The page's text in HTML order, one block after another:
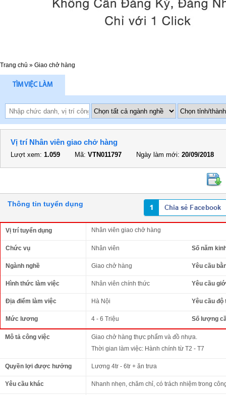
Trang chủ » Giao chở hàng
TÌM VIỆC LÀM
Vị trí Nhân viên giao chở hàng
Lượt xem: 1.059 Mã: VTN011797 Ngày làm mới: 20/09/2018
Thông tin tuyển dụng
Vị trí tuyển dụng Nhân viên giao chở hàng
Chức vụ Nhân viên Số năm
Ngành nghề Giao chở hàng Yêu cầu
Hình thức làm việc Nhân viên chính thức Yêu cầu
Địa điểm làm việc Hà Nội Yêu cầu độ
Mức lương 4 - 6 Triệu Số lượng
Mô tả công việc
Giao chở hàng thực phẩm và đồ nhựa.
Thời gian làm việc: Hành chính từ T2 - T7
Quyền lợi được hưởng Lương 4tr - 6tr + ăn trưa
Yêu cầu khác Nhanh nhẹn, chăm chỉ, có trách nhiệm trong